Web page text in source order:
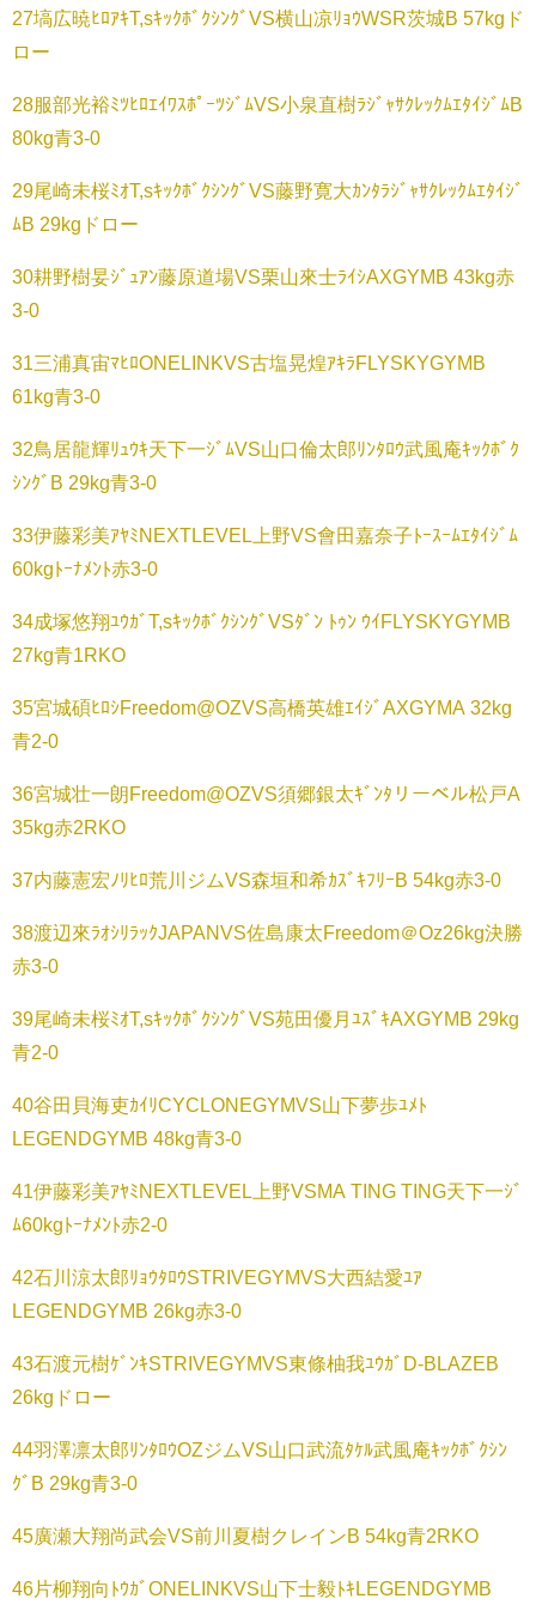
27塙広暁ﾋﾛｱｷT,sｷｯｸﾎﾞｸｼﾝｸﾞVS横山凉ﾘｮｳWSR茨城B 57kgド
ロー
28服部光裕ﾐﾂﾋﾛｴｲﾜｽﾎﾟｰﾂｼﾞﾑVS小泉直樹ﾗｼﾞｬｻｸﾚｯｸﾑｴﾀｲｼﾞﾑB
80kg青3-0
29尾崎未桜ﾐｵT,sｷｯｸﾎﾞｸｼﾝｸﾞVS藤野寛大ｶﾝﾀﾗｼﾞｬｻｸﾚｯｸﾑｴﾀｲｼﾞ
ﾑB 29kgドロー
30耕野樹妟ｼﾞｭｱﾝ藤原道場VS栗山來士ﾗｲｼAXGYMB 43kg赤
3-0
31三浦真宙ﾏﾋﾛONELINKVS古塩晃煌ｱｷﾗFLYSKYGYMB
61kg青3-0
32鳥居龍輝ﾘｭｳｷ天下一ｼﾞﾑVS山口倫太郎ﾘﾝﾀﾛｳ武風庵ｷｯｸﾎﾞｸ
ｼﾝｸﾞB 29kg青3-0
33伊藤彩美ｱﾔﾐNEXTLEVEL上野VS會田嘉奈子ﾄｰｽｰﾑｴﾀｲｼﾞﾑ
60kgﾄｰﾅﾒﾝﾄ赤3-0
34成塚悠翔ﾕｳｶﾞT,sｷｯｸﾎﾞｸｼﾝｸﾞVSﾀﾞﾝ ﾄｩﾝ ｳｲFLYSKYGYMB
27kg青1RKO
35宮城碩ﾋﾛｼFreedom@OZVS高橋英雄ｴｲｼﾞAXGYMA 32kg
青2-0
36宮城壮一朗Freedom@OZVS須郷銀太ｷﾞﾝﾀリーベル松戸A
35kg赤2RKO
37内藤憲宏ﾉﾘﾋﾛ荒川ジムVS森垣和希ｶｽﾞｷﾌﾘｰB 54kg赤3-0
38渡辺來ﾗｵｼﾘﾗｯｸJAPANVS佐島康太Freedom＠Oz26kg決勝
赤3-0
39尾崎未桜ﾐｵT,sｷｯｸﾎﾞｸｼﾝｸﾞVS苑田優月ﾕｽﾞｷAXGYMB 29kg
青2-0
40谷田貝海吏ｶｲﾘCYCLONEGYMVS山下夢歩ﾕﾒﾄ
LEGENDGYMB 48kg青3-0
41伊藤彩美ｱﾔﾐNEXTLEVEL上野VSMA TING TING天下一ｼﾞ
ﾑ60kgﾄｰﾅﾒﾝﾄ赤2-0
42石川涼太郎ﾘｮｳﾀﾛｳSTRIVEGYMVS大西結愛ﾕｱ
LEGENDGYMB 26kg赤3-0
43石渡元樹ｹﾞﾝｷSTRIVEGYMVS東條柚我ﾕｳｶﾞD-BLAZEB
26kgドロー
44羽澤凛太郎ﾘﾝﾀﾛｳOZジムVS山口武流ﾀｹﾙ武風庵ｷｯｸﾎﾞｸｼﾝ
ｸﾞB 29kg青3-0
45廣瀬大翔尚武会VS前川夏樹クレインB 54kg青2RKO
46片柳翔向ﾄｳｶﾞONELINKVS山下士毅ﾄｷLEGENDGYMB